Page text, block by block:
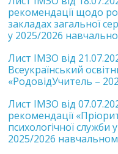
сайт
рекомендації щодо
закладах загальної
у 2025/2026
Лист ІМЗО від
Всеукраїнський
«РодовідУчитель –
Лист ІМЗО від
рекомендації
психологічної служби
2025/2026